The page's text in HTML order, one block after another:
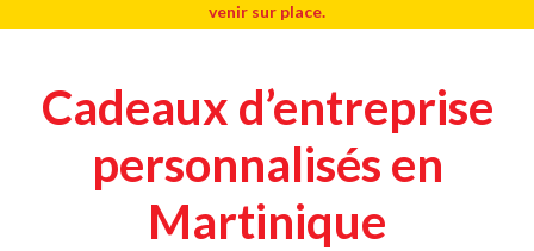
venir sur place.
Cadeaux d’entreprise
personnalisés en
Martinique